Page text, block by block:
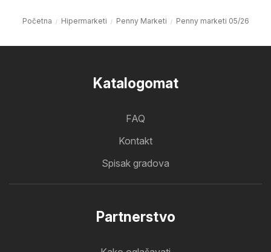
Početna Hipermarketi Penny Marketi Penny marketi 05/26
Katalogomat
FAQ
Kontakt
Spisak gradova
Partnerstvo